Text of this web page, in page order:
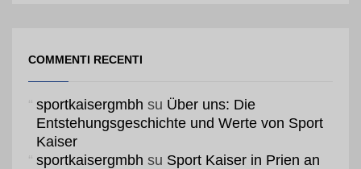
COMMENTI RECENTI
sportkaisergmbh su Über uns: Die
Entstehungsgeschichte und Werte von Sport
Kaiser
sportkaisergmbh su Sport Kaiser in Prien an